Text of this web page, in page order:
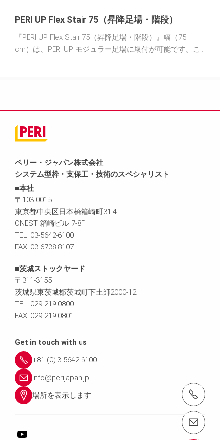
PERI UP Flex Stair 75（昇降足場・階段）
『PERI UP Flex Stair 75（昇降足場・階段）』幅（75
cm）は、PERI UP モジュラー足場に取付が可能です。こ
や建設現場へのアクセスとして機能します。
ペリー・ジャパン株式会社
システム型枠・支保工・技術のスペシャリスト
■本社
〒103-0015
東京都中央区日本橋箱崎町31-4
ONEST 箱崎ビル 7-8F
TEL: 03-5642-6100
FAX: 03-6738-8107
■茨城ストックヤード
〒311-3155
茨城県東茨城郡茨城町下土師2000-12
TEL: 029-219-0800
FAX: 029-219-0801
Get in touch with us
+81 (0) 3-5642-6100
info@perijapan.jp
場所を表示します